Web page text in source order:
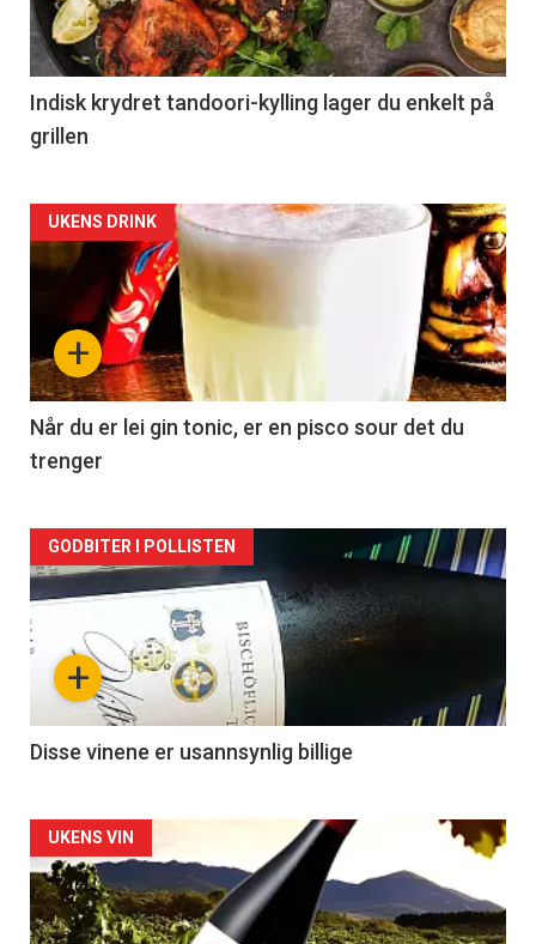
Indisk krydret tandoori-kylling lager du enkelt på
grillen
Forsiden
akkurat
nå
-
2
+
UKENS DRINK
Når du er lei gin tonic, er en pisco sour det du
trenger
Forsiden
akkurat
nå
3
+
GODBITER I POLLISTEN
Disse vinene er usannsynlig billige
Forsiden
akkurat
UKENS VIN